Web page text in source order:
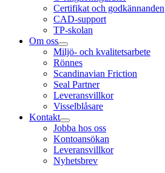
Certifikat och godkännanden
CAD-support
TP-skolan
Om oss
Miljö- och kvalitetsarbete
Rönnes
Scandinavian Friction
Seal Partner
Leveransvillkor
Visselblåsare
Kontakt
Jobba hos oss
Kontoansökan
Leveransvillkor
Nyhetsbrev